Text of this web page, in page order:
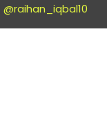
@raihan_iqbal10